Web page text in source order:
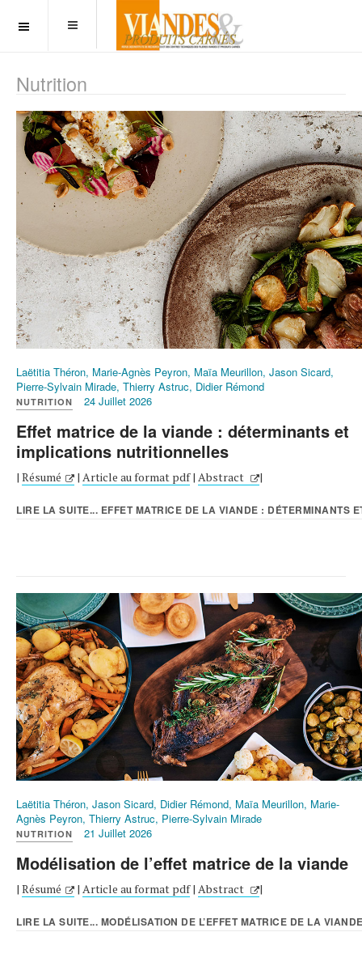
OFF CANVAS
Nutrition
Laëtitia Théron, Marie-Agnès Peyron, Maïa Meurillon, Jason Sicard,
Pierre-Sylvain Mirade, Thierry Astruc, Didier Rémond
NUTRITION 24 Juillet 2026
Effet matrice de la viande : déterminants et
implications nutritionnelles
| Résumé | Article au format pdf| Abstract |
LIRE LA SUITE... EFFET MATRICE DE LA VIANDE : DÉTERMINANTS
Laëtitia Théron, Jason Sicard, Didier Rémond, Maïa Meurillon, Marie-
Agnès Peyron, Thierry Astruc, Pierre-Sylvain Mirade
NUTRITION 21 Juillet 2026
Modélisation de l’effet matrice de la viande
| Résumé | Article au format pdf| Abstract |
LIRE LA SUITE... MODÉLISATION DE L’EFFET MATRICE DE LA